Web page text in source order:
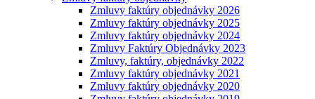
Zmluvy faktúry objednávky 2026
Zmluvy faktúry objednávky 2025
Zmluvy faktúry objednávky 2024
Zmluvy Faktúry Objednávky 2023
Zmluvy, faktúry, objednávky 2022
Zmluvy faktúry objednávky 2021
Zmluvy faktúry objednávky 2020